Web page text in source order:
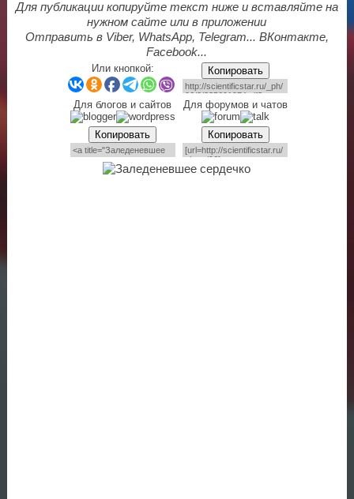
Для публикации копируйте текст ниже и вставляйте на
нужном сайте или в приложении
Отправить в Viber, WhatsApp, Telegram... ВКонтакте,
Facebook...
Или кнопкой: Копировать
Для блогов и сайтов Для форумов и чатов
Копировать Копировать